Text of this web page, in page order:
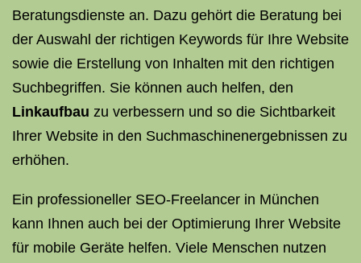
Beratungsdienste an. Dazu gehört die Beratung bei
der Auswahl der richtigen Keywords für Ihre Website
sowie die Erstellung von Inhalten mit den richtigen
Suchbegriffen. Sie können auch helfen, den
Linkaufbau zu verbessern und so die Sichtbarkeit
Ihrer Website in den Suchmaschinenergebnissen zu
erhöhen.
Ein professioneller SEO-Freelancer in München
kann Ihnen auch bei der Optimierung Ihrer Website
für mobile Geräte helfen. Viele Menschen nutzen